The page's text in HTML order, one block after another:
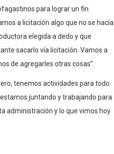
para lograr un fin
a licitación algo que no se hacía
elegida a dedo y que
sacarlo vía licitación. Vamos a
de agregarles otras cosas”.
tenemos actividades para todo
juntando y trabajando para
administración y lo que vimos hoy